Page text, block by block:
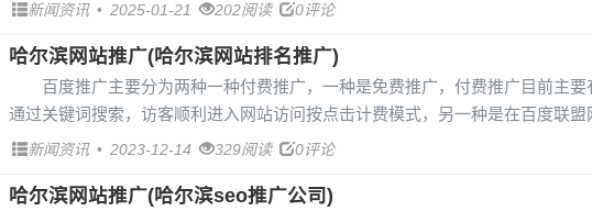
新闻资讯 • 2025-01-21 202阅读 0评论
哈尔滨网站推广(哈尔滨网站排名推广)
百度推广主要分为两种一种付费推广，一种是免费推广，付费推广目前主
通过关键词搜索，访客顺利进入网站访问按点击计费模式，另一种是在百度联盟
新闻资讯 • 2023-12-14 329阅读 0评论
哈尔滨网站推广(哈尔滨seo推广公司)